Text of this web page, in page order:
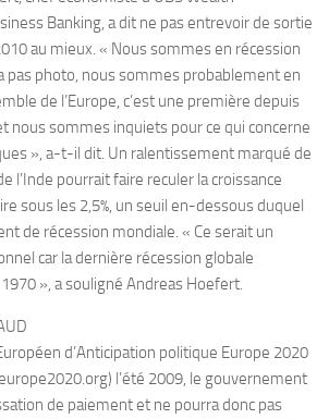
Banking, a dit ne pas entrevoir de sortie
au mieux. « Nous sommes en récession
pas photo, nous sommes probablement en
de l’Europe, c’est une première depuis
nous sommes inquiets pour ce qui concerne
», a-t-il dit. Un ralentissement marqué de
l’Inde pourrait faire reculer la croissance
sous les 2,5%, un seuil en-dessous duquel
de récession mondiale. « Ce serait un
car la dernière récession globale
», a souligné Andreas Hoefert.
d’Anticipation politique Europe 2020
l’été 2009, le gouvernement
de paiement et ne pourra donc pas